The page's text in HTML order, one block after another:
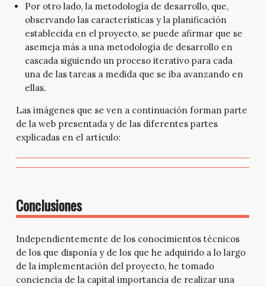
Por otro lado, la metodología de desarrollo, que,
observando las características y la planificación
establecida en el proyecto, se puede afirmar que se
asemeja más a una metodología de desarrollo en
cascada siguiendo un proceso iterativo para cada
una de las tareas a medida que se iba avanzando en
ellas.
Las imágenes que se ven a continuación forman parte
de la web presentada y de las diferentes partes
explicadas en el artículo:
Conclusiones
Independientemente de los conocimientos técnicos
de los que disponía y de los que he adquirido a lo largo
de la implementación del proyecto, he tomado
conciencia de la capital importancia de realizar una